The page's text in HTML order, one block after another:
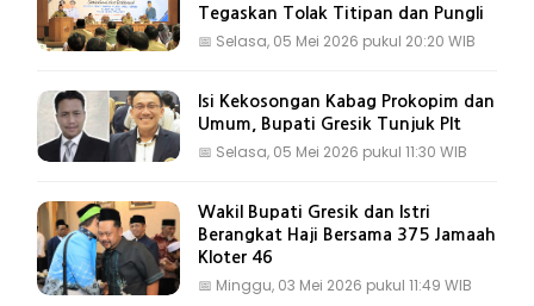
Tegaskan Tolak Titipan dan Pungli
📅 Selasa, 05 Mei 2026 pukul 20:20 WIB
Isi Kekosongan Kabag Prokopim dan
Umum, Bupati Gresik Tunjuk Plt
📅 Selasa, 05 Mei 2026 pukul 11:30 WIB
Wakil Bupati Gresik dan Istri
Berangkat Haji Bersama 375 Jamaah
Kloter 46
📅 Minggu, 03 Mei 2026 pukul 11:49 WIB